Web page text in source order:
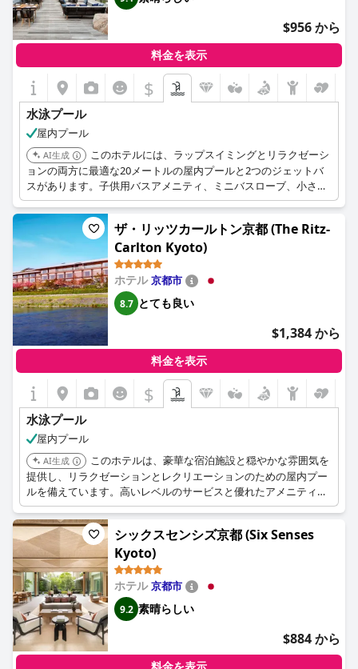
$956 から
料金を表示
$
水泳プール
屋内プール
AI生成
このホテルには、ラップスイミングとリラクゼーシ
ョンの両方に最適な20メートルの屋内プールと2つのジェットバ
スがあります。子供用バスアメニティ、ミニバスローブ、小さな
お子様向けのプレイルームなど、家族向けの設備も充実していま
す。
ザ・リッツカールトン京都 (The Ritz-
Carlton Kyoto)
ホテル京都市
8.7 とても良い
$1,384 から
料金を表示
$
水泳プール
屋内プール
AI生成
このホテルは、豪華な宿泊施設と穏やかな雰囲気を
提供し、リラクゼーションとレクリエーションのための屋内プー
ルを備えています。高いレベルのサービスと優れたアメニティ
が、一流の体験に貢献します。
シックスセンシズ京都 (Six Senses
Kyoto)
ホテル京都市
9.2 素晴らしい
$884 から